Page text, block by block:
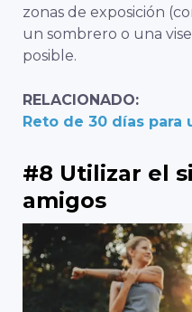
zonas de exposición
un sombrero o una
posible.
RELACIONADO:
Reto de 30 días para
#8 Utilizar el
amigos